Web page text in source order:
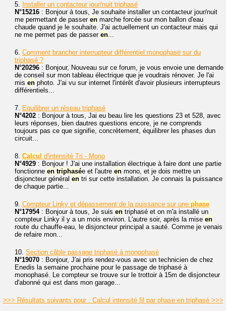
5. Installer un contacteur jour/nuit triphasé
N°15216 : Bonjour à tous, Je souhaite installer un contacteur jour/nuit
me permettant de passer en marche forcée sur mon ballon d'eau
chaude quand je le souhaite. J'ai actuellement un contacteur mais qui
ne me permet pas de passer en...
6. Comment brancher interrupteur différentiel monophasé sur du
triphasé ?
N°20296 : Bonjour, Nouveau sur ce forum, je vous envoie une demande
de conseil sur mon tableau électrique que je voudrais rénover. Je l'ai
mis en photo. J'ai vu sur internet l'intérêt d'avoir plusieurs interrupteurs
différentiels...
7. Equilibrer un réseau triphasé
N°4202 : Bonjour à tous, Jai eu beau lire les questions 23 et 528, avec
leurs réponses, bien dautres questions encore, je ne comprends
toujours pas ce que signifie, concrètement, équilibrer les phases dun
circuit...
8. Calcul d'intensité Tri - Mono
N°4929 : Bonjour ! J'ai une installation électrique à faire dont une partie
fonctionne en triphasée et l'autre en mono, et je dois mettre un
disjoncteur général en tri sur cette installation. Je connais la puissance
de chaque partie...
9. Compteur Linky et dépassement de la puissance sur une phase
N°17954: Bonjour à tous, Je suis en triphasé et on m'a installé un
compteur Linky il y a un mois environ. L'autre soir, après la mise en
route du chauffe-eau, le disjoncteur principal a sauté. Comme je venais
de refaire mon...
10. Section câble passage triphasé à monophasé
N°19070 : Bonjour, J'ai pris rendez-vous avec un technicien de chez
Enedis la semaine prochaine pour le passage de triphasé à
monophasé. Le compteur se trouve sur le trottoir à 15m de disjoncteur
d'abonné qui est dans mon garage...
>>> Résultats suivants pour : Calcul intensité fil par phase en triphasé >>>